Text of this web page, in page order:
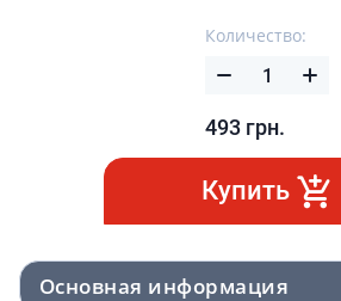
Количество:
493 грн.
Купить
Основная информация